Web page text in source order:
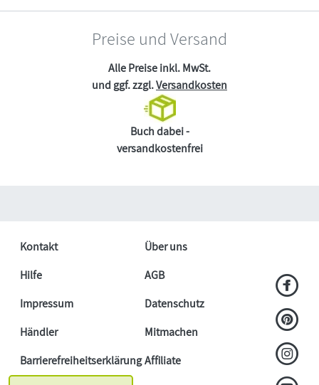
Preise und Versand
Alle Preise inkl. MwSt.
und ggf. zzgl.Versandkosten
Buch dabei -
versandkostenfrei
Kontakt
Über uns
Hilfe
AGB
Impressum
Datenschutz
Händler
Mitmachen
BarrierefreiheitserklärungAffiliate